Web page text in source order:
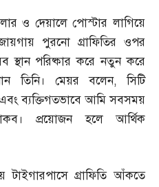
ও দেয়ালে পোস্টার লাগিয়ে
পুরনো গ্রাফিতির ওপর
স্থান পরিষ্কার করে নতুন করে
তিনি। মেয়র বলেন,সিটি
ব্যক্তিগতভাবে আমি সবসময়
প্রয়োজন হলে আর্থিক
টাইগারপাসে গ্রাফিতি আঁকতে